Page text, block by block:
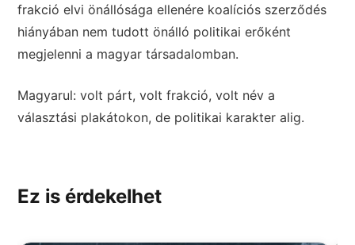
frakció elvi önállósága ellenére koalíciós szerződés
hiányában nem tudott önálló politikai erőként
megjelenni a magyar társadalomban.
Magyarul: volt párt, volt frakció, volt név a
választási plakátokon, de politikai karakter alig.
Ez is érdekelhet